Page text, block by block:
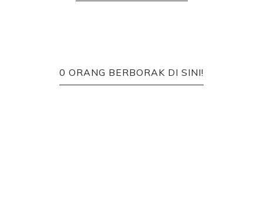
0 ORANG BERBORAK DI SINI!